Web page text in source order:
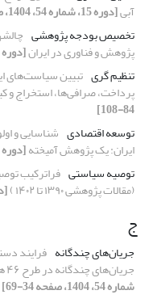
آبی[دوره 15، شماره 54، 1404، صفحه 152-177]
تخصیص بودجه پژوهشی
پژوهش و فناوری در ایران[دوره 15، شماره 56، 1404، صفحه 130-155]
تنظیم گری تبیین سیاست‌های
پرداخت، صرافی‌ها، استخراج و
84-108]
توسعه اقتصادی شناسایی و
ایران: یک پژوهش آمیخته[دوره 15، شماره 55، 1404، صفحه 56-83]
توصیه سیاستی فراترکیب
(مقالات پژوهشی ۱۳۹۰ تا ۱۴۰۲ ) [دوره
ج
جریان‌های چندگانه فرایند
جریان‌های چندگانه در طرح ۴۶ هزار هکتاری دشت سیستان
شماره 54، 1404، صفحه 34-69]